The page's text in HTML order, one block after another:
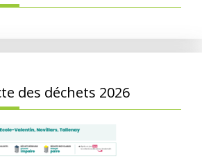
des déchets 2026